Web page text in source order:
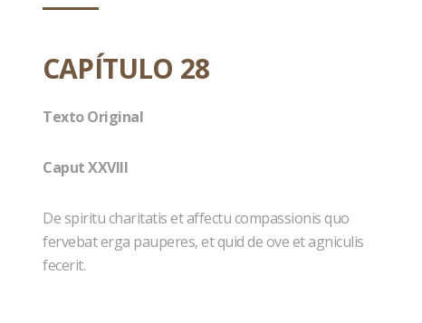
CAPÍTULO 28
Texto Original
Caput XXVIII
De spiritu charitatis et affectu compassionis quo
fervebat erga pauperes, et quid de ove et agniculis
fecerit.